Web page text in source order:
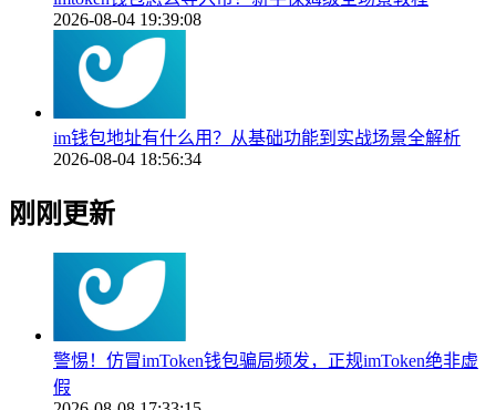
2026-08-04 19:39:08
im钱包地址有什么用？从基础功能到实战场景全解析
2026-08-04 18:56:34
刚刚更新
警惕！仿冒imToken钱包骗局频发，正规imToken绝非虚
假